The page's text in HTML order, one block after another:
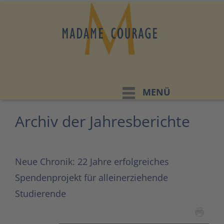
MENÜ
Archiv der Jahresberichte
Neue Chronik: 22 Jahre erfolgreiches
Spendenprojekt für alleinerziehende
Studierende